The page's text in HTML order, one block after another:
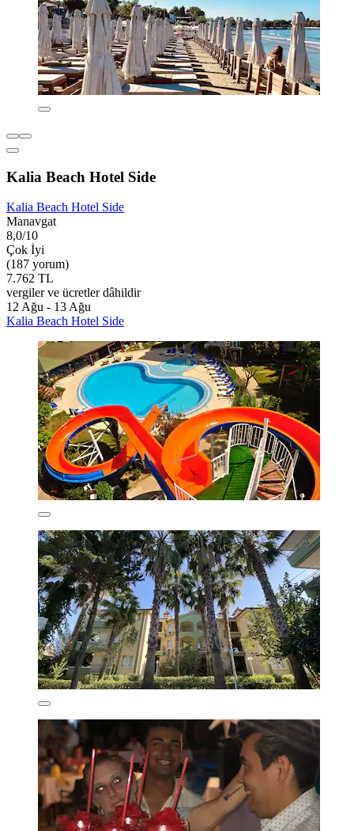
Kalia Beach Hotel Side
Kalia Beach Hotel Side
Manavgat
8,0/10
Çok İyi
(187 yorum)
7.762 TL
vergiler ve ücretler dâhildir
12 Ağu - 13 Ağu
Kalia Beach Hotel Side